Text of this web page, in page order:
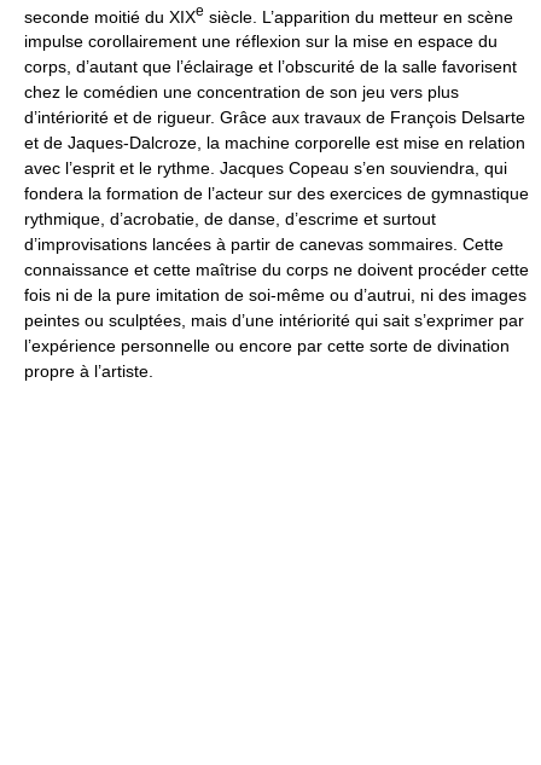
seconde moitié du XIXe siècle. L’apparition du metteur en scène
impulse corollairement une réflexion sur la mise en espace du
corps, d’autant que l’éclairage et l’obscurité de la salle favorisent
chez le comédien une concentration de son jeu vers plus
d’intériorité et de rigueur. Grâce aux travaux de François Delsarte
et de Jaques-Dalcroze, la machine corporelle est mise en relation
avec l’esprit et le rythme. Jacques Copeau s’en souviendra, qui
fondera la formation de l’acteur sur des exercices de gymnastique
rythmique, d’acrobatie, de danse, d’escrime et surtout
d’improvisations lancées à partir de canevas sommaires. Cette
connaissance et cette maîtrise du corps ne doivent procéder cette
fois ni de la pure imitation de soi-même ou d’autrui, ni des images
peintes ou sculptées, mais d’une intériorité qui sait s’exprimer par
l’expérience personnelle ou encore par cette sorte de divination
propre à l’artiste.